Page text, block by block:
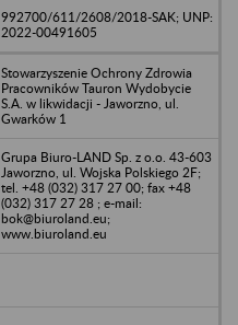
992700/611/2608/2018-SAK; UNP:
2022-00491605
Stowarzyszenie Ochrony Zdrowia
Pracowników Tauron Wydobycie
S.A. w likwidacji - Jaworzno, ul.
Gwarków 1
Grupa Biuro-LAND Sp. z o.o. 43-603
Jaworzno, ul. Wojska Polskiego 2F;
tel. +48 (032) 317 27 00; fax +48
(032) 317 27 28 ; e-mail:
bok@biuroland.eu;
www.biuroland.eu